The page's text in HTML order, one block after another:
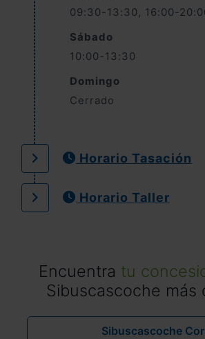
09:30-13:30, 16:00-
Sábado
10:00-13:30
Domingo
Cerrado
Horario Tasación
Horario Taller
Encuentra tu
Sibuscascoche más
Sibuscascoche